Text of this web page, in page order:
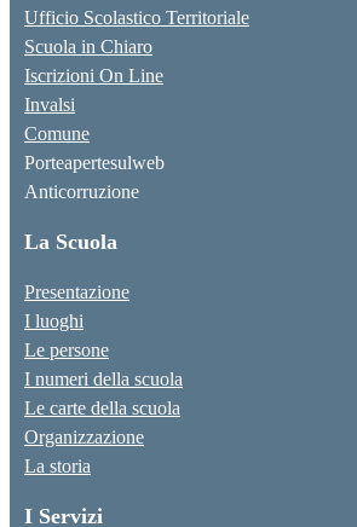
Ufficio Scolastico Territoriale
Scuola in Chiaro
Iscrizioni On Line
Invalsi
Comune
Porteapertesulweb
Anticorruzione
La Scuola
Presentazione
I luoghi
Le persone
I numeri della scuola
Le carte della scuola
Organizzazione
La storia
I Servizi